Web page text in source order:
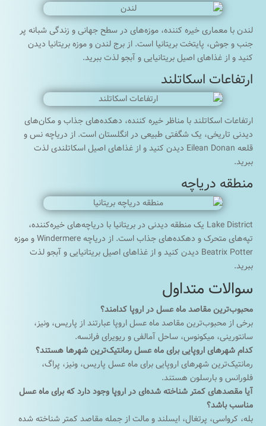
لندن با معماری خیره کننده، موزه‌های در سطح جهانی و زندگی شبانه پر
جنب و جوش، پایتخت بریتانیا است. از برج لندن و موزه بریتانیا دیدن
کنید و از غذاهای اصیل بریتانیایی و آبجو لذت ببرید.
ارتفاعات اسکاتلند
ارتفاعات اسکاتلند با مناظر خیره کننده، دهکده‌های جذاب و مکان‌های
دیدنی تاریخی، یک شگفتی طبیعی در انگلستان است. از دریاچه نس و
قلعه Eilean Donan دیدن کنید و از غذاهای اصیل اسکاتلندی لذت
ببرید.
منطقه دریاچه
Lake District یک منطقه دیدنی در بریتانیا با دریاچه‌های خیره‌کننده،
تپه‌های متحرک و دهکده‌های جذاب است. از دریاچه Windermere و موزه
Beatrix Potter دیدن کنید و از غذاهای اصیل بریتانیایی و آبجو لذت
ببرید.
سوالات متداول
محبوب‌ترین مقاصد ماه عسل در اروپا کدامند؟
برخی از محبوب‌ترین مقاصد ماه عسل اروپا عبارتند از پاریس، ونیز،
سانتورینی، میکونوس، ساحل آمالفی و ریویرای فرانسه.
کدام شهرهای اروپایی برای ماه عسل رمانتیک‌ترین شهرها هستند؟
رمانتیک‌ترین شهرهای اروپایی برای ماه عسل پاریس، ونیز، پراگ،
فلورانس و بارسلون هستند.
آیا مقصدهای کمتر شناخته شده‌ای در اروپا وجود دارد که برای ماه عسل
مناسب باشد؟
بله، کرواسی، پرتغال، ایسلند و مالت از جمله مقاصد کمتر شناخته شده